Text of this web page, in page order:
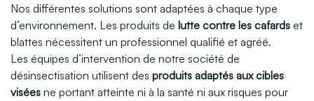
Nos différentes solutions sont adaptées à chaque type
d’environnement. Les produits de lutte contre les cafards et
blattes nécessitent un professionnel qualifié et agréé.
Les équipes d’intervention de notre société de
désinsectisation utilisent des produits adaptés aux cibles
visées ne portant atteinte ni à la santé ni aux risques pour